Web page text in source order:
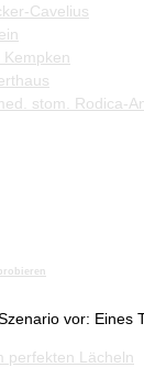
Cavelius
stom. Rodica-
vor: Eines